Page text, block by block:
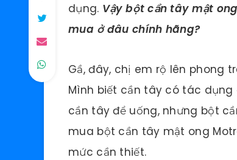
dụng. Vậy bột cần tây mật
mua ở đâu chính hãng?
Gầ, đây, chị em rộ lên phong
Mình biết cần tây có tác
cần tây để uống, nhưng bột
mua bột cần tây mật ong
mức cần thiết.